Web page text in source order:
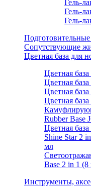
Гель-
Гель-
Гель-
Сопутствующие
Цветная база для
Цветная
Цветная
Цветная
Цветная
Rubber Base
Цветная
Shine Star 2
мл
Base 2 in 1 (8
Инструменты,